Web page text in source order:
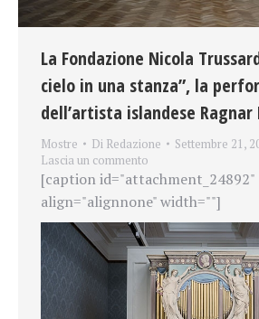
La Fondazione Nicola
cielo in una stanza”, la
dell’artista islandese
Mostre Di Redazione
Settembre 21,
Lascia un commento
[caption id="attachment_24892"
align="alignnone" width=""]